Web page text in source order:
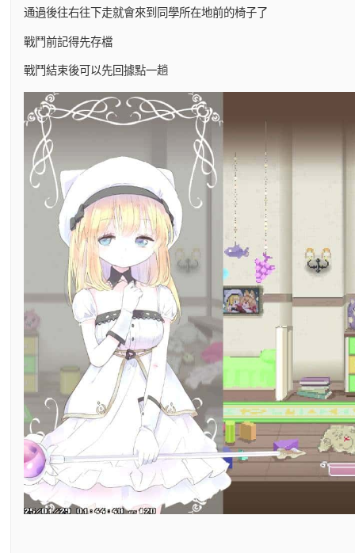
通過後往右往下走就會來到同學所在地前的椅子了
戰鬥前記得先存檔
戰鬥結束後可以先回據點一趟